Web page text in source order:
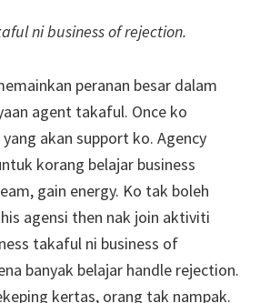
ni business of rejection.
peranan besar dalam
agent takaful. Once ko
akan support ko. Agency
korang belajar business
gain energy. Ko tak boleh
agensi then nak join aktiviti
takaful ni business of
banyak belajar handle rejection.
kertas, orang tak nampak.